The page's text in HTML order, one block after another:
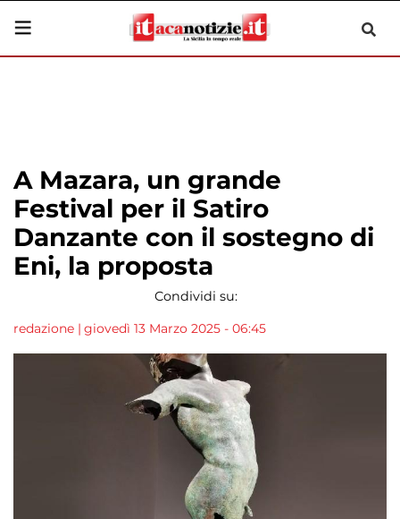
A Mazara, un grande
Festival per il Satiro
Danzante con il sostegno di
Eni, la proposta
Condividi su:
redazione | giovedì 13 Marzo 2025 - 06:45